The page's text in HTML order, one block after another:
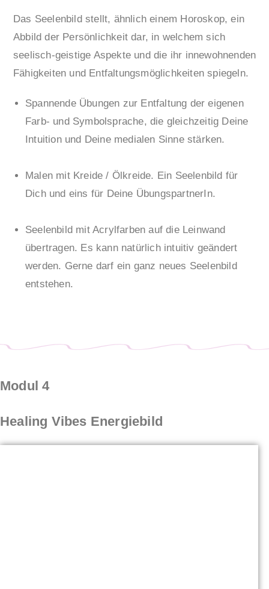
Das Seelenbild stellt, ähnlich einem Horoskop, ein
Abbild der Persönlichkeit dar, in welchem sich
seelisch-geistige Aspekte und die ihr innewohnenden
Fähigkeiten und Entfaltungsmöglichkeiten spiegeln.
Spannende Übungen zur Entfaltung der eigenen
Farb- und Symbolsprache, die gleichzeitig Deine
Intuition und Deine medialen Sinne stärken.
Malen mit Kreide / Ölkreide. Ein Seelenbild für
Dich und eins für Deine ÜbungspartnerIn.
Seelenbild mit Acrylfarben auf die Leinwand
übertragen. Es kann natürlich intuitiv geändert
werden. Gerne darf ein ganz neues Seelenbild
entstehen.
Modul 4
Healing Vibes Energiebild